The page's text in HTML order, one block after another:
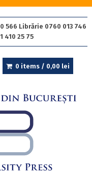
566 Librărie 0760 013 746
410 25 75
0 items / 0,00 lei